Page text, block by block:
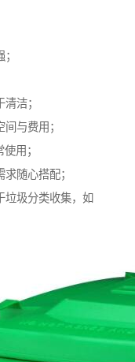
洁；
与费用；
用；
随心搭配；
垃圾分类收集，如